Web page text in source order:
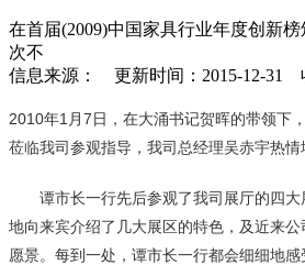
在首届(2009)中国家具行业年度创新
次不
信息来源：
更新时间：2015-12-31
2010年1月7日，在大涌书记贺晖的带领下
莅临我司参观指导，我司总经理吴赤宇热情
谭市长一行先后参观了我司展厅的四大
地向来宾介绍了几大展区的特色，及近来
愿景。每到一处，谭市长一行都会细细地